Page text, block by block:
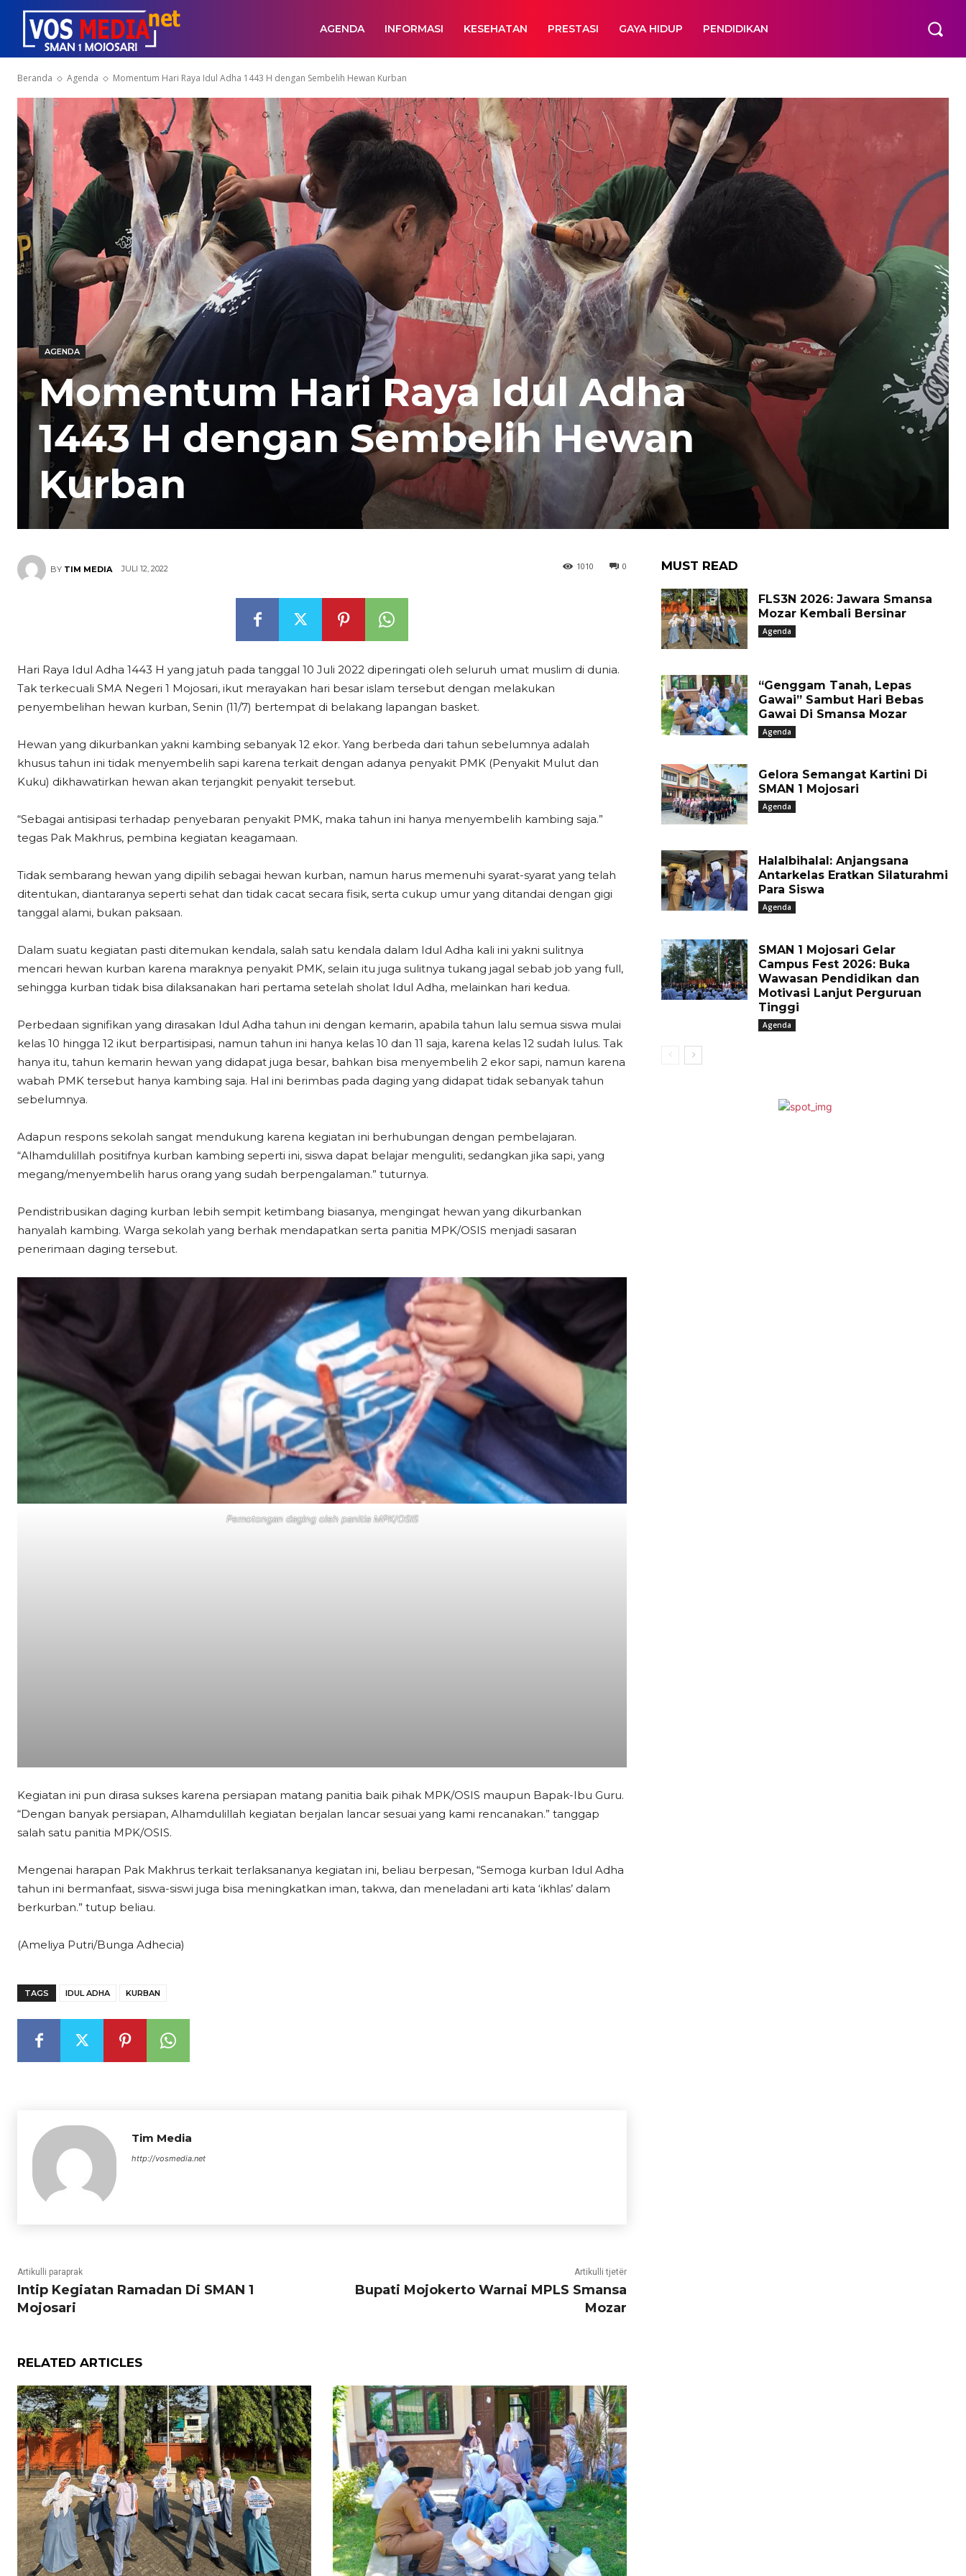
AGENDA INFORMASI KESEHATAN PRESTASI GAYA HIDUP PENDIDIKAN
Beranda Agenda Momentum Hari Raya Idul Adha 1443 H dengan Sembelih Hewan Kurban
AGENDA
Momentum Hari Raya Idul Adha
1443 H dengan Sembelih Hewan
Kurban
BY TIM MEDIA JULI 12, 2022 0
1010
Hari Raya Idul Adha 1443 H yang jatuh pada tanggal 10 Juli 2022 diperingati oleh seluruh umat muslim di dunia.
Tak terkecuali SMA Negeri 1 Mojosari, ikut merayakan hari besar islam tersebut dengan melakukan
penyembelihan hewan kurban, Senin (11/7) bertempat di belakang lapangan basket.
Hewan yang dikurbankan yakni kambing sebanyak 12 ekor. Yang berbeda dari tahun sebelumnya adalah
khusus tahun ini tidak menyembelih sapi karena terkait dengan adanya penyakit PMK (Penyakit Mulut dan
Kuku) dikhawatirkan hewan akan terjangkit penyakit tersebut.
“Sebagai antisipasi terhadap penyebaran penyakit PMK, maka tahun ini hanya menyembelih kambing saja.”
tegas Pak Makhrus, pembina kegiatan keagamaan.
Tidak sembarang hewan yang dipilih sebagai hewan kurban, namun harus memenuhi syarat-syarat yang telah
ditentukan, diantaranya seperti sehat dan tidak cacat secara fisik, serta cukup umur yang ditandai dengan gigi
tanggal alami, bukan paksaan.
Dalam suatu kegiatan pasti ditemukan kendala, salah satu kendala dalam Idul Adha kali ini yakni sulitnya
mencari hewan kurban karena maraknya penyakit PMK, selain itu juga sulitnya tukang jagal sebab job yang full,
sehingga kurban tidak bisa dilaksanakan hari pertama setelah sholat Idul Adha, melainkan hari kedua.
Perbedaan signifikan yang dirasakan Idul Adha tahun ini dengan kemarin, apabila tahun lalu semua siswa mulai
kelas 10 hingga 12 ikut berpartisipasi, namun tahun ini hanya kelas 10 dan 11 saja, karena kelas 12 sudah lulus. Tak
hanya itu, tahun kemarin hewan yang didapat juga besar, bahkan bisa menyembelih 2 ekor sapi, namun karena
wabah PMK tersebut hanya kambing saja. Hal ini berimbas pada daging yang didapat tidak sebanyak tahun
sebelumnya.
Adapun respons sekolah sangat mendukung karena kegiatan ini berhubungan dengan pembelajaran.
“Alhamdulillah positifnya kurban kambing seperti ini, siswa dapat belajar menguliti, sedangkan jika sapi, yang
megang/menyembelih harus orang yang sudah berpengalaman.” tuturnya.
Pendistribusikan daging kurban lebih sempit ketimbang biasanya, mengingat hewan yang dikurbankan
hanyalah kambing. Warga sekolah yang berhak mendapatkan serta panitia MPK/OSIS menjadi sasaran
penerimaan daging tersebut.
Pemotongan daging oleh panitia MPK/OSIS
Kegiatan ini pun dirasa sukses karena persiapan matang panitia baik pihak MPK/OSIS maupun Bapak-Ibu Guru.
“Dengan banyak persiapan, Alhamdulillah kegiatan berjalan lancar sesuai yang kami rencanakan.” tanggap
salah satu panitia MPK/OSIS.
Mengenai harapan Pak Makhrus terkait terlaksananya kegiatan ini, beliau berpesan, “Semoga kurban Idul Adha
tahun ini bermanfaat, siswa-siswi juga bisa meningkatkan iman, takwa, dan meneladani arti kata ‘ikhlas’ dalam
berkurban.” tutup beliau.
(Ameliya Putri/Bunga Adhecia)
TAGS IDUL ADHA KURBAN
Tim Media
http://vosmedia.net
Artikulli paraprak
Intip Kegiatan Ramadan Di SMAN 1
Mojosari
Artikulli tjetër
Bupati Mojokerto Warnai MPLS Smansa
Mozar
RELATED ARTICLES
MUST READ
FLS3N 2026: Jawara Smansa
Mozar Kembali Bersinar
Agenda
“Genggam Tanah, Lepas
Gawai” Sambut Hari Bebas
Gawai Di Smansa Mozar
Agenda
Gelora Semangat Kartini Di
SMAN 1 Mojosari
Agenda
Halalbihalal: Anjangsana
Antarkelas Eratkan Silaturahmi
Para Siswa
Agenda
SMAN 1 Mojosari Gelar
Campus Fest 2026: Buka
Wawasan Pendidikan dan
Motivasi Lanjut Perguruan
Tinggi
Agenda